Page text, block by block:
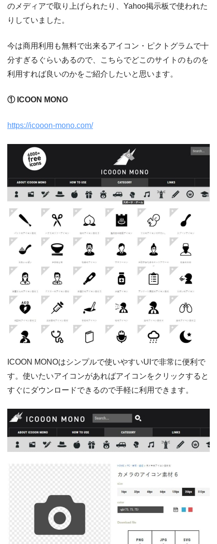
のメディアで取り上げられたり、Yahoo掲示板で使われた
りしていました。
今は商用利用も無料で出来るアイコン・ピクトグラムで十
分すぎるぐらいあるので、こちらでどこのサイトのものを
利用すれば良いのかをご紹介したいと思います。
① ICOON MONO
https://icooon-mono.com/
ICOON MONOはシンプルで使いやすいUIで非常に便利で
す。使いたいアイコンがあればアイコンをクリックすると
すぐにダウンロードできるので手軽に利用できます。